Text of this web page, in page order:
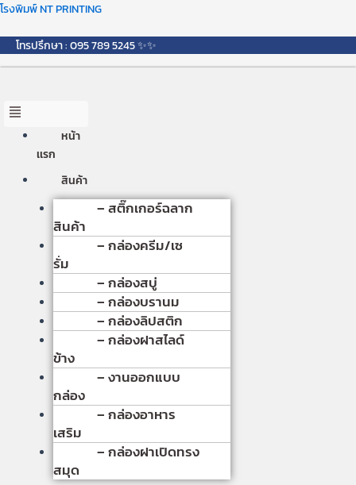
Skip
content
โรงพิมพ์ NT PRINTING
โทรปรึกษา : 095 789 5245 ✨✨
Menu
หน้า
เเรก
สินค้า
– สติ๊กเกอร์ฉลาก
สินค้า
– กล่องครีม/เซ
รั่ม
– กล่องสบู่
– กล่องบรานม
– กล่องลิปสติก
– กล่องฝาสไลด์
ข้าง
– งานออกแบบ
กล่อง
– กล่องอาหาร
เสริม
– กล่องฝาเปิดทรง
สมุด